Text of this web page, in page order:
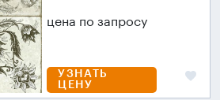
цена по запросу
УЗНАТЬ
ЦЕНУ